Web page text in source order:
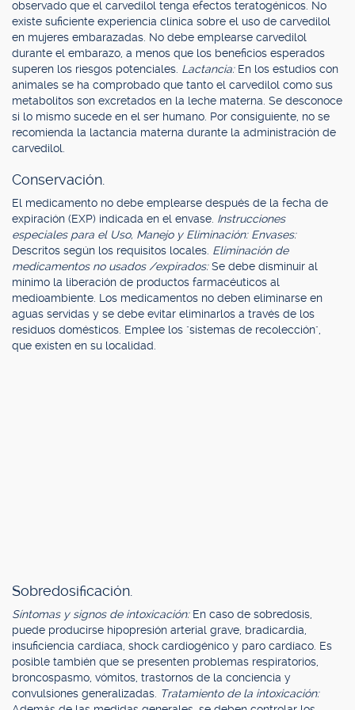
observado que el carvedilol tenga efectos teratogénicos. No
existe suficiente experiencia clínica sobre el uso de carvedilol
en mujeres embarazadas. No debe emplearse carvedilol
durante el embarazo, a menos que los beneficios esperados
superen los riesgos potenciales. Lactancia: En los estudios con
animales se ha comprobado que tanto el carvedilol como sus
metabolitos son excretados en la leche materna. Se desconoce
si lo mismo sucede en el ser humano. Por consiguiente, no se
recomienda la lactancia materna durante la administración de
carvedilol.
Conservación.
El medicamento no debe emplearse después de la fecha de
expiración (EXP) indicada en el envase. Instrucciones
especiales para el Uso, Manejo y Eliminación: Envases:
Descritos según los requisitos locales. Eliminación de
medicamentos no usados /expirados:Se debe disminuir al
mínimo la liberación de productos farmacéuticos al
medioambiente. Los medicamentos no deben eliminarse en
aguas servidas y se debe evitar eliminarlos a través de los
residuos domésticos. Emplee los "sistemas de recolección",
que existen en su localidad.
Sobredosificación.
Síntomas y signos de intoxicación: En caso de sobredosis,
puede producirse hipopresión arterial grave, bradicardia,
insuficiencia cardíaca, shock cardiogénico y paro cardíaco. Es
posible también que se presenten problemas respiratorios,
broncospasmo, vómitos, trastornos de la conciencia y
convulsiones generalizadas. Tratamiento de la intoxicación: